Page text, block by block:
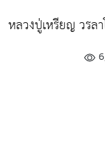
หลวงปู่เหรียญ วรล